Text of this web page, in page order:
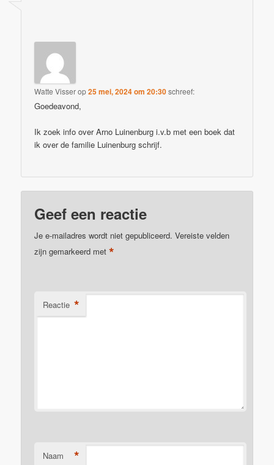
Watte Visserop25 mei, 2024 om 20:30schreef:
Goedeavond,
Ik zoek info over Arno Luinenburg i.v.b met een boek dat
ik over de familie Luinenburg schrijf.
Geef een reactie
Je e-mailadres wordt niet gepubliceerd. Vereiste velden
zijn gemarkeerd met*
Reactie *
Naam *